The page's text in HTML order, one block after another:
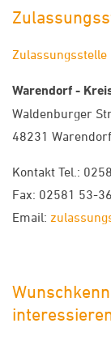
Warendorf -
Waldenburger
48231 Warendorf
Kontakt Tel.:
Fax: 02581 53-
Email: